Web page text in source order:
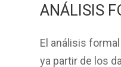
ANÁLISIS
El análisis formal
ya partir de los